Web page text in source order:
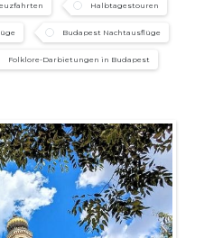
Halbtagestouren
Budapest Nachtausflüge
Folklore-Darbietungen in Budapest